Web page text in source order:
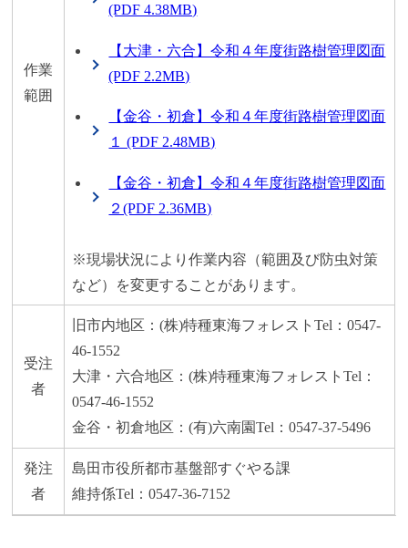
作業
範囲
(PDF 4.38MB)
【大津・六合】令和４年度街路樹管理図面
(PDF 2.2MB)
【金谷・初倉】令和４年度街路樹管理図面
１ (PDF 2.48MB)
【金谷・初倉】令和４年度街路樹管理図面
２(PDF 2.36MB)
※現場状況により作業内容（範囲及び防虫対策
など）を変更することがあります。
受注
者
旧市内地区：(株)特種東海フォレストTel：0547-
46-1552
大津・六合地区：(株)特種東海フォレストTel：
0547-46-1552
金谷・初倉地区：(有)六南園Tel：0547-37-5496
発注
者
島田市役所都市基盤部すぐやる課
維持係Tel：0547-36-7152